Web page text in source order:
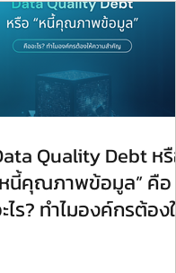
Quality Debt หรือ
นี้คุณภาพข้อมูล” คือ
ไร? ทำไมองค์กรต้องให้